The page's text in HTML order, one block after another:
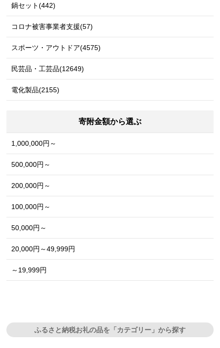
鍋セット(442)
コロナ被害事業者支援(57)
スポーツ・アウトドア(4575)
民芸品・工芸品(12649)
電化製品(2155)
寄附金額から選ぶ
1,000,000円～
500,000円～
200,000円～
100,000円～
50,000円～
20,000円～49,999円
～19,999円
ふるさと納税お礼の品を「カテゴリー」から探す